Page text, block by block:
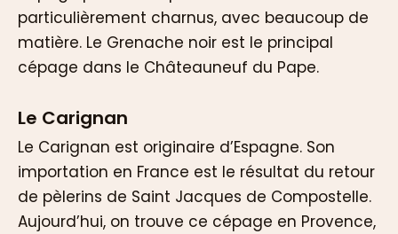
particulièrement charnus, avec beaucoup de
matière. Le Grenache noir est le principal
cépage dans le Châteauneuf du Pape.
Le Carignan
Le Carignan est originaire d’Espagne. Son
importation en France est le résultat du retour
de pèlerins de Saint Jacques de Compostelle.
Aujourd’hui, on trouve ce cépage en Provence,